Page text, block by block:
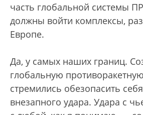
часть глобальной системы
должны войти комплексы,
Европе.
Да, у самых наших границ.
глобальную
стремились обезопасить
внезапного удара. Удара с